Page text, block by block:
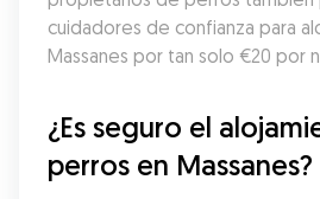
cuidadores de confianza para
Massanes por tan solo €20 por
¿Es seguro el
perros en Massanes?